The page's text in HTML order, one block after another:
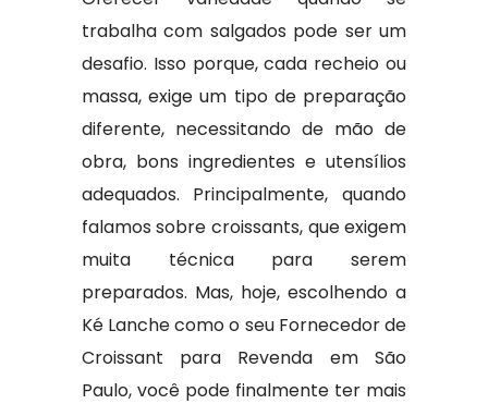
trabalha com salgados pode ser um
desafio. Isso porque, cada recheio ou
massa, exige um tipo de preparação
diferente, necessitando de mão de
obra, bons ingredientes e utensílios
adequados. Principalmente, quando
falamos sobre croissants, que exigem
muita técnica para serem
preparados. Mas, hoje, escolhendo a
Ké Lanche como o seu Fornecedor de
Croissant para Revenda em São
Paulo, você pode finalmente ter mais